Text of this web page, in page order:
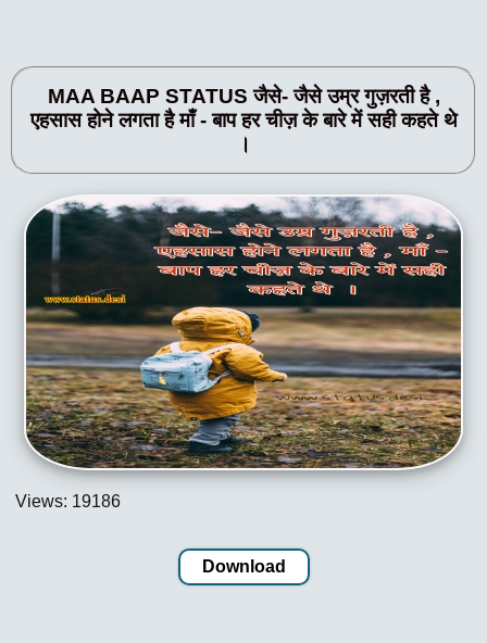
MAA BAAP STATUS जैसे- जैसे उम्र गुज़रती है ,
एहसास होने लगता है माँ - बाप हर चीज़ के बारे में सही कहते थे
।
Views: 19186
Download